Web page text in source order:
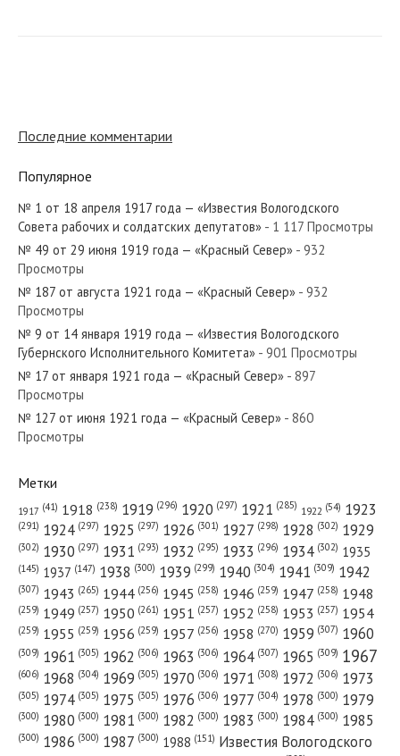
№ 179 от августа 1931 года — «Красный Север»
№ 235 от октября 1971 года — «Красный Север»
№ 253 от октября 1965 года — «Красный Север»
№ 22 от января 1941 года — «Красный Север»
№ 134 от июня 1937 года — «Красный Север»
Последние комментарии
Популярное
№ 1 от 18 апреля 1917 года — «Известия Вологодского
Совета рабочих и солдатских депутатов» - 1 117 Просмотры
№ 49 от 29 июня 1919 года — «Красный Север» - 932
Просмотры
№ 187 от августа 1921 года — «Красный Север» - 932
Просмотры
№ 9 от 14 января 1919 года — «Известия Вологодского
Губернского Исполнительного Комитета» - 901 Просмотры
№ 17 от января 1921 года — «Красный Север» - 897
Просмотры
№ 127 от июня 1921 года — «Красный Север» - 860
Просмотры
Метки
1917 (41) 1918 (238) 1919 (296) 1920 (297) 1921 (285) 1922 (54) 1923
(291) 1924 (297) 1925 (297) 1926 (301) 1927 (298) 1928 (302) 1929
(302) 1930 (297) 1931 (293) 1932 (295) 1933 (296) 1934 (302) 1935
(145) 1937 (147) 1938 (300) 1939 (299) 1940 (304) 1941 (309) 1942
(307) 1943 (265) 1944 (256) 1945 (258) 1946 (259) 1947 (258) 1948
(259) 1949 (257) 1950 (261) 1951 (257) 1952 (258) 1953 (257) 1954
(259) 1955 (259) 1956 (259) 1957 (256) 1958 (270) 1959 (307) 1960
(309) 1961 (305) 1962 (306) 1963 (306) 1964 (307) 1965 (309) 1967
(606) 1968 (304) 1969 (305) 1970 (306) 1971 (308) 1972 (306) 1973
(305) 1974 (305) 1975 (305) 1976 (306) 1977 (304) 1978 (300) 1979
(300) 1980 (300) 1981 (300) 1982 (300) 1983 (300) 1984 (300) 1985
(300) 1986 (300) 1987 (300) 1988 (151) Известия Вологодского